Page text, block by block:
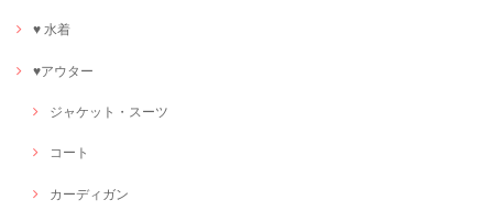
♥ 水着
♥アウター
ジャケット・スーツ
コート
カーディガン